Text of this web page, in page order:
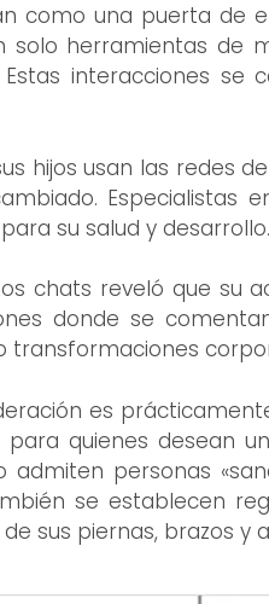
como una puerta de
solo herramientas de
Estas interacciones
hijos usan las redes
Especialistas
su salud y desarrollo.
chats reveló que su
donde se
transformaciones
es
quienes desean
admiten personas
se establecen
sus piernas, brazos y